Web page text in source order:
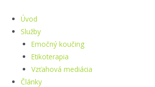
obsah
Úvod
Služby
Emočný koučing
Etikoterapia
Vzťahová mediácia
Články